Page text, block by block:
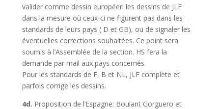
valider comme dessin européen les dessins de JLF
dans la mesure où ceux-ci ne figurent pas dans les
standards de leurs pays ( D et GB), ou de signaler les
éventuelles corrections souhaitées. Ce point sera
soumis à l’Assemblée de la section. HS fera la
demande par mail aux pays concernés.
Pour les standards de F, B et NL, JLF complète et
parfois corrige les dessins.
4d. Proposition de l’Espagne: Boulant Gorguero et